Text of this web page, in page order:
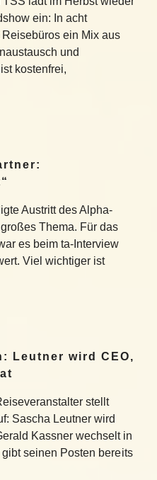
ein: In acht
ein Mix aus
und
kostenfrei,
Austritt des Alpha-
Thema. Für das
es beim ta-Interview
Viel wichtiger ist
Leutner wird CEO,
stellt
Sascha Leutner wird
Kassner wechselt in
seinen Posten bereits